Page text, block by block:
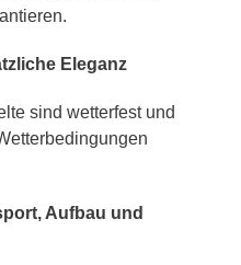
Eleganz
sind wetterfest und
Aufbau und